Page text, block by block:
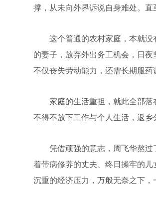
撑，从未向外界诉说自身难处。直
这个普通的农村家庭，本就没
的妻子，放弃外出务工机会，日
不仅丧失劳动能力，还需长期服药
家庭的生活重担，就此全部落
不得不放下工作与个人生活，返乡
凭借顽强的意志，周飞华熬过
着带病修养的丈夫、终日操牢的
沉重的经济压力，万般无奈之下，